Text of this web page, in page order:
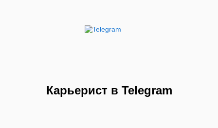
Карьерист в Telegram